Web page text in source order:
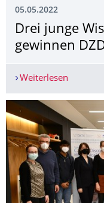
05.05.2022
Drei junge
gewinnen
Weiterlesen